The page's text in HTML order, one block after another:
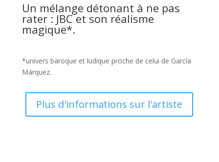
Un mélange détonant à ne pas
rater : JBC et son réalisme
magique*.
*univers baroque et ludique proche de celui de García
Márquez.
Plus d'informations sur l'artiste